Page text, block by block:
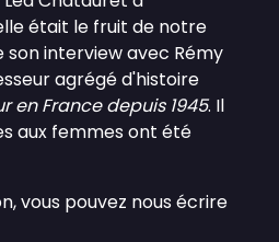
était le fruit de notre
son interview avec Rémy
agrégé d'histoire
en France depuis 1945. Il
aux femmes ont été
vous pouvez nous écrire